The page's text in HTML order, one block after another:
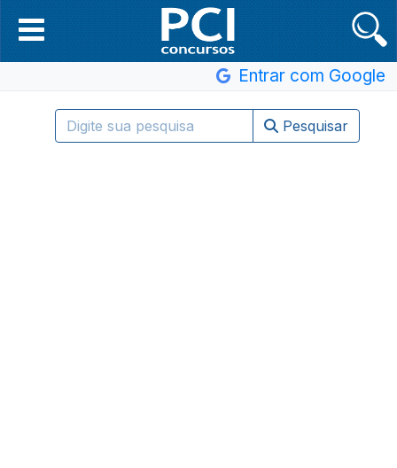
Entrar com Google
Pesquisar